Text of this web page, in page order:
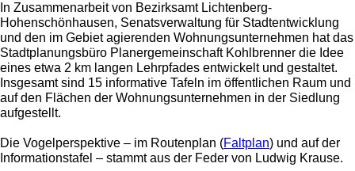
In Zusammenarbeit von Bezirksamt Lichtenberg-
Hohenschönhausen, Senatsverwaltung für Stadtentwicklung
und den im Gebiet agierenden Wohnungsunternehmen hat das
Stadtplanungsbüro Planergemeinschaft Kohlbrenner die Idee
eines etwa 2 km langen Lehrpfades entwickelt und gestaltet.
Insgesamt sind 15 informative Tafeln im öffentlichen Raum und
auf den Flächen der Wohnungsunternehmen in der Siedlung
aufgestellt.
Die Vogelperspektive – im Routenplan (Faltplan) und auf der
Informationstafel – stammt aus der Feder von Ludwig Krause.